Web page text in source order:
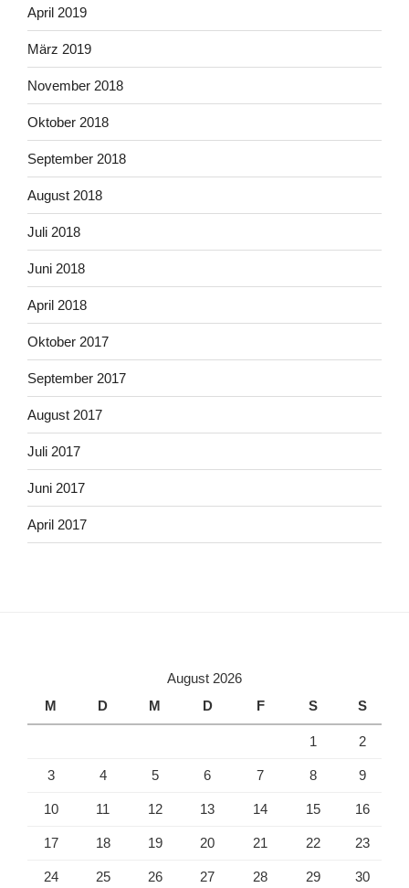
April 2019
März 2019
November 2018
Oktober 2018
September 2018
August 2018
Juli 2018
Juni 2018
April 2018
Oktober 2017
September 2017
August 2017
Juli 2017
Juni 2017
April 2017
August 2026
M
D M D F S S
1 2
3 4 5 6 7 8 9
10 11 12 13 14 15 16
17 18 19 20 21 22 23
24 25 26 27 28 29 30